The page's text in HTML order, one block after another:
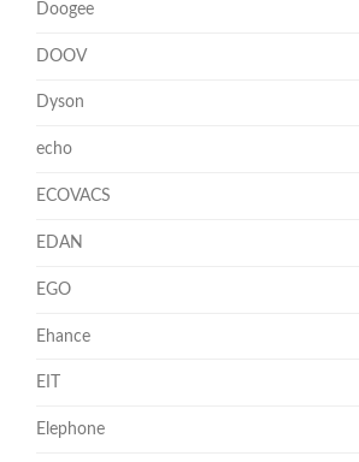
Doogee
DOOV
Dyson
echo
ECOVACS
EDAN
EGO
Ehance
EIT
Elephone